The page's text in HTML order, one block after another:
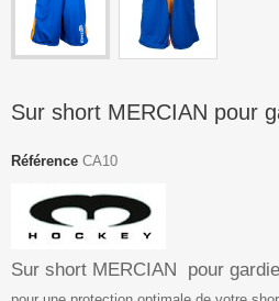
Sur short MERCIAN pour
Référence CA10
Sur short MERCIAN pour